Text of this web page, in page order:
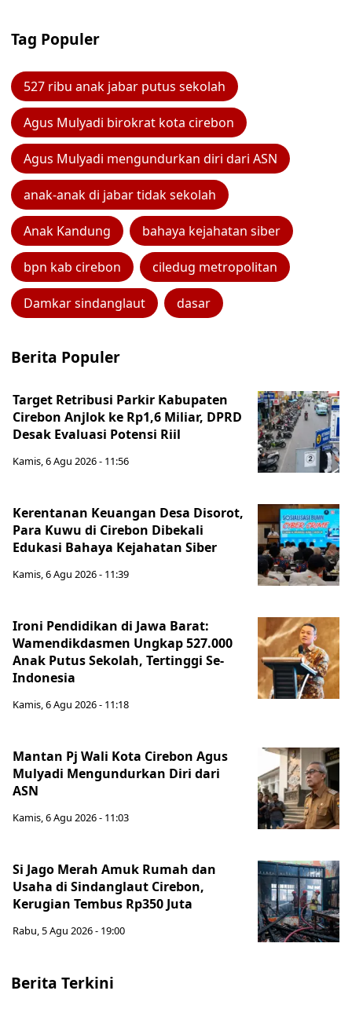
Tag Populer
527 ribu anak jabar putus sekolah
Agus Mulyadi birokrat kota cirebon
Agus Mulyadi mengundurkan diri dari ASN
anak-anak di jabar tidak sekolah
Anak Kandung bahaya kejahatan siber
bpn kab cirebon ciledug metropolitan
Damkar sindanglaut dasar
Berita Populer
Target Retribusi Parkir Kabupaten
Cirebon Anjlok ke Rp1,6 Miliar, DPRD
Desak Evaluasi Potensi Riil
Kamis, 6 Agu 2026 - 11:56
Kerentanan Keuangan Desa Disorot,
Para Kuwu di Cirebon Dibekali
Edukasi Bahaya Kejahatan Siber
Kamis, 6 Agu 2026 - 11:39
Ironi Pendidikan di Jawa Barat:
Wamendikdasmen Ungkap 527.000
Anak Putus Sekolah, Tertinggi Se-
Indonesia
Kamis, 6 Agu 2026 - 11:18
Mantan Pj Wali Kota Cirebon Agus
Mulyadi Mengundurkan Diri dari
ASN
Kamis, 6 Agu 2026 - 11:03
Si Jago Merah Amuk Rumah dan
Usaha di Sindanglaut Cirebon,
Kerugian Tembus Rp350 Juta
Rabu, 5 Agu 2026 - 19:00
Berita Terkini